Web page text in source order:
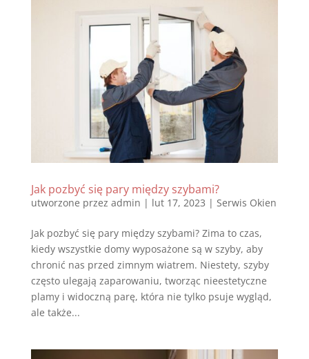
Jak pozbyć się pary między szybami?
utworzone przez admin | lut 17, 2023 | Serwis Okien
Jak pozbyć się pary między szybami? Zima to czas,
kiedy wszystkie domy wyposażone są w szyby, aby
chronić nas przed zimnym wiatrem. Niestety, szyby
często ulegają zaparowaniu, tworząc nieestetyczne
plamy i widoczną parę, która nie tylko psuje wygląd,
ale także...